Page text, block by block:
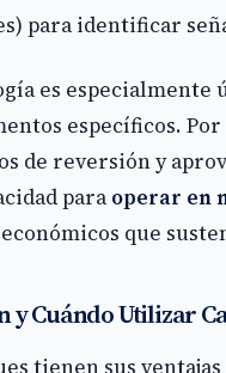
para identificar
es
específicos.
de reversión y
paraoperar en
que
y Cuándo Utilizar
tienen sus